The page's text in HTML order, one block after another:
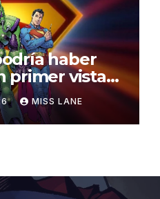
haber
primer vistazo
MISS LANE